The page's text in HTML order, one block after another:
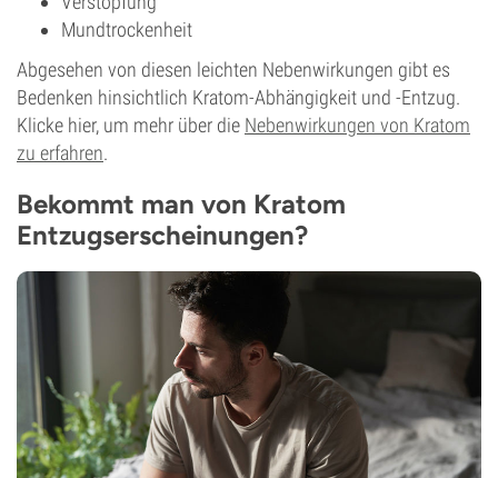
Mundtrockenheit
Abgesehen von diesen leichten Nebenwirkungen gibt es
Bedenken hinsichtlich Kratom-Abhängigkeit und -Entzug.
Klicke hier, um mehr über die Nebenwirkungen von Kratom
zu erfahren.
Bekommt man von Kratom
Entzugserscheinungen?